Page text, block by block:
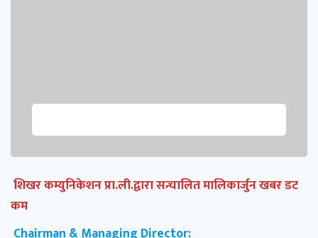
शिखर कम्युनिकेशन प्रा.ली.द्वारा सन्चालित मालिकार्जुन खबर डट
कम
Chairman & Managing Director: